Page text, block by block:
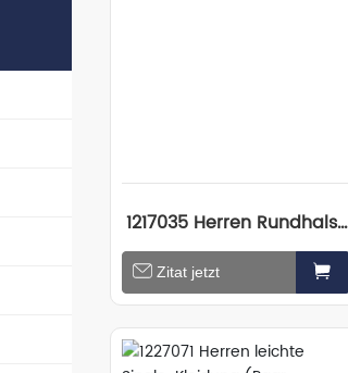
1217035 Herren Rundhals-
Pullover
Zitat jetzt